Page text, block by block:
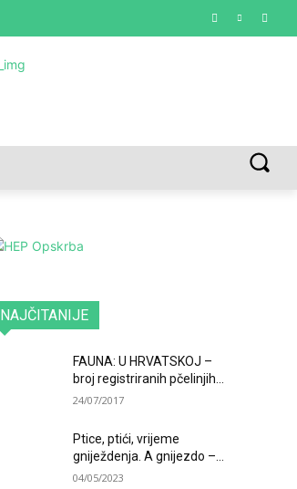
NAJČITANIJE
FAUNA: U HRVATSKOJ –
broj registriranih pčelinjih...
24/07/2017
Ptice, ptići, vrijeme
gniježdenja. A gnijezdo –...
04/05/2023